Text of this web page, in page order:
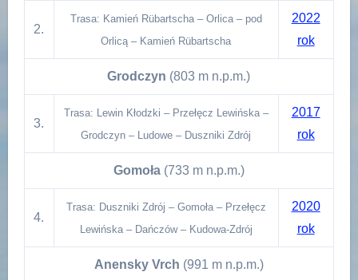
2.
Trasa: Kamień Rübartscha – Orlica – pod
Orlicą – Kamień Rübartscha
2022
rok
Grodczyn (803 m n.p.m.)
3.
Trasa: Lewin Kłodzki – Przełęcz Lewińska –
Grodczyn – Ludowe – Duszniki Zdrój
2017
rok
Gomoła (733 m n.p.m.)
4.
Trasa: Duszniki Zdrój – Gomoła – Przełęcz
Lewińska – Dańczów – Kudowa-Zdrój
2020
rok
Anensky Vrch (991 m n.p.m.)